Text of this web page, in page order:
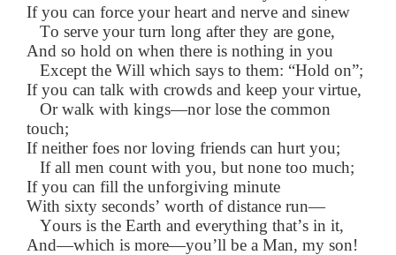
If you can force your heart and nerve and sinew
To serve your turn long after they are gone,
And so hold on when there is nothing in you
Except the Will which says to them: “Hold on”;
If you can talk with crowds and keep your virtue,
Or walk with kings—nor lose the common
touch;
If neither foes nor loving friends can hurt you;
If all men count with you, but none too much;
If you can fill the unforgiving minute
With sixty seconds’ worth of distance run—
Yours is the Earth and everything that’s in it,
And—which is more—you’ll be a Man, my son!